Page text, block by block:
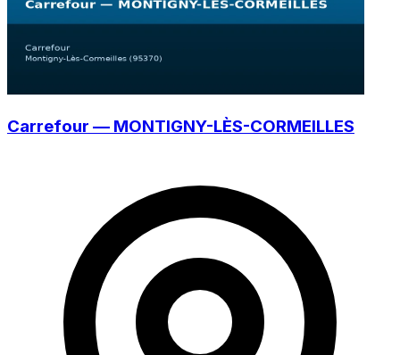
Carrefour — MONTIGNY-LÈS-CORMEILLES